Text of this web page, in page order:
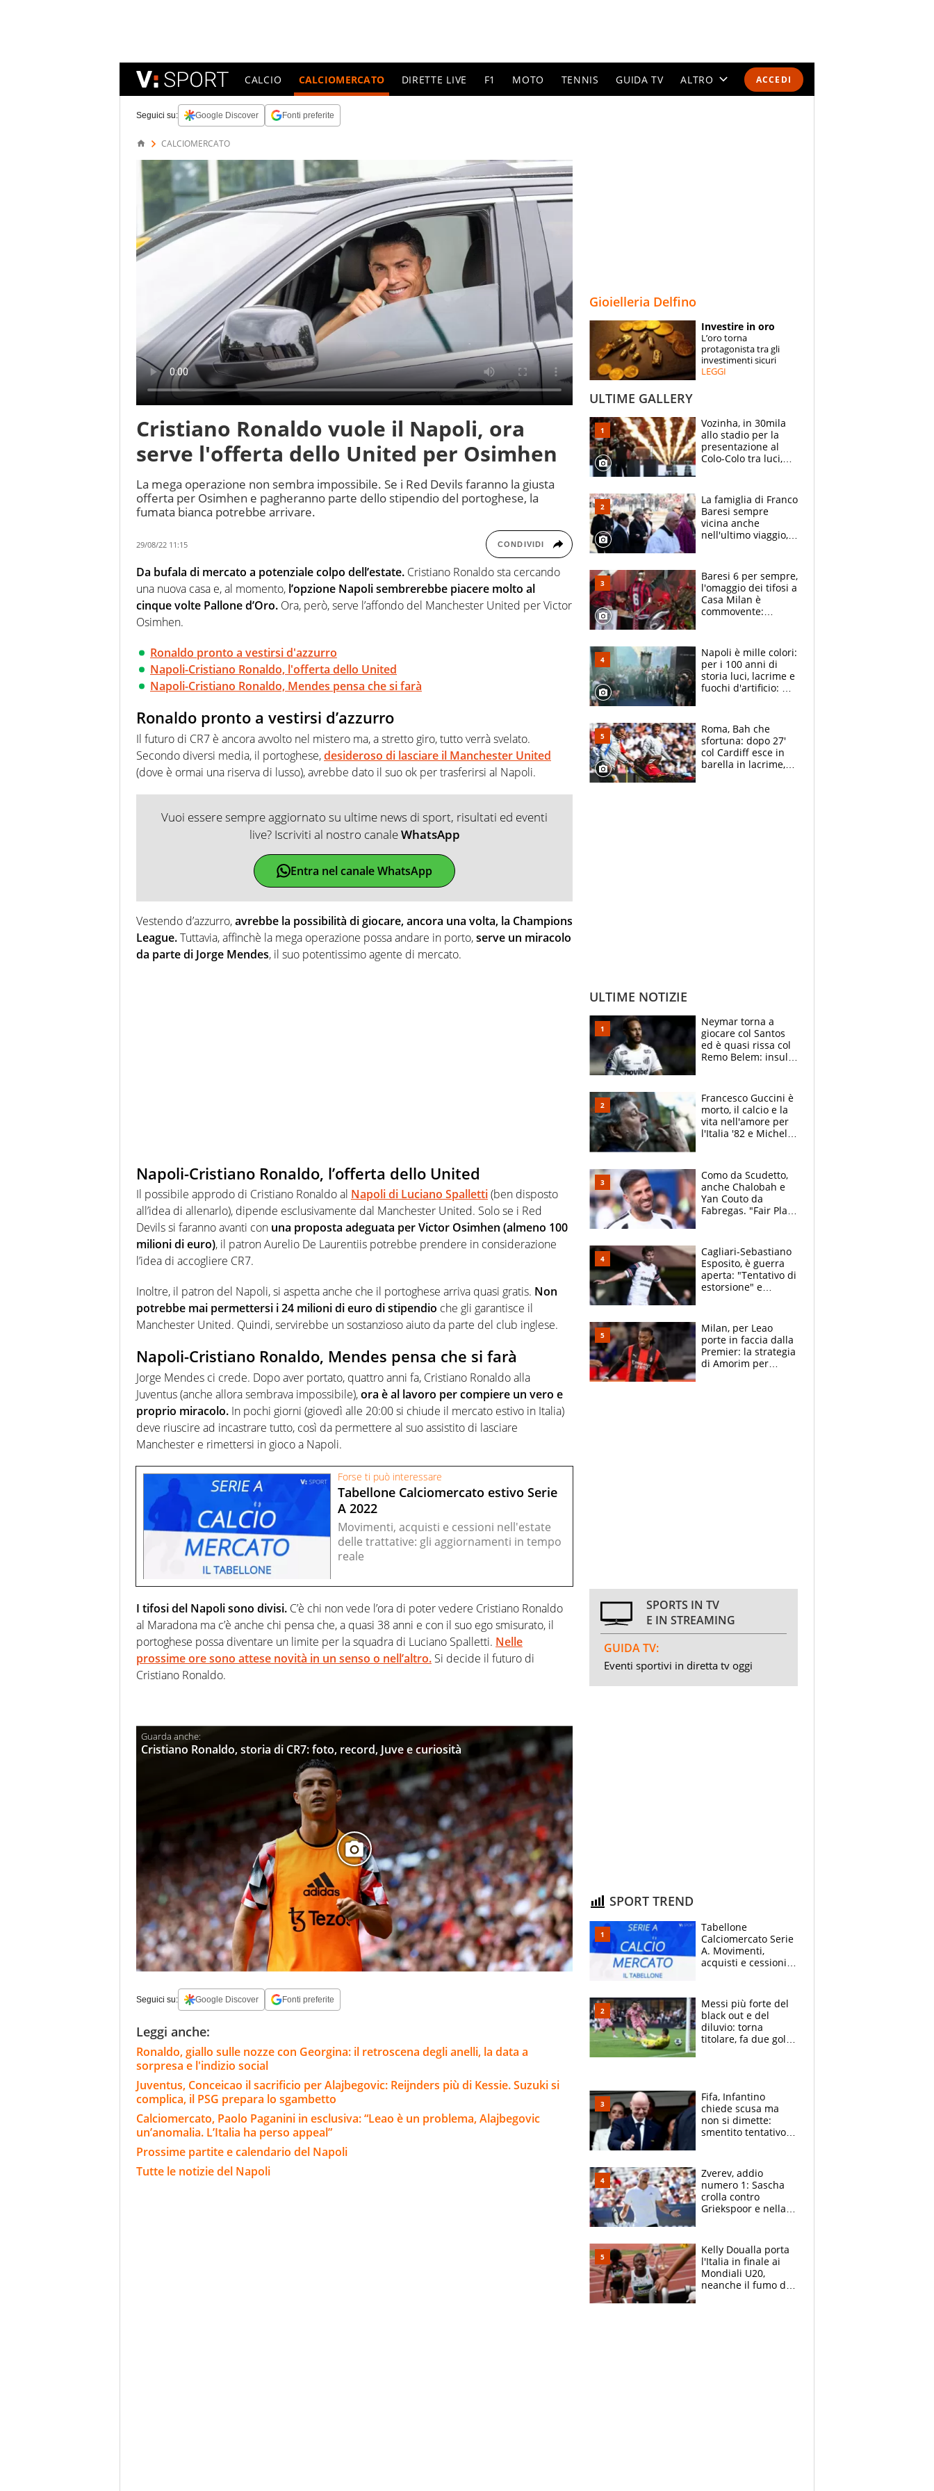
ACCEDI
CALCIO CALCIOMERCATO DIRETTE LIVE F1 MOTO TENNIS GUIDA TV ALTRO
SPECIALI
ESPERTI
Seguici su: Google Discover Fonti preferite
CALCIOMERCATO
Cristiano Ronaldo vuole il Napoli, ora
serve l'offerta dello United per Osimhen
La mega operazione non sembra impossibile. Se i Red Devils faranno la giusta
offerta per Osimhen e pagheranno parte dello stipendio del portoghese, la
fumata bianca potrebbe arrivare.
29/08/22 11:15 CONDIVIDI
Da bufala di mercato a potenziale colpo dell’estate. Cristiano Ronaldo sta cercando
una nuova casa e, al momento, l’opzione Napoli sembrerebbe piacere molto al
cinque volte Pallone d’Oro. Ora, però, serve l’affondo del Manchester United per Victor
Osimhen.
Ronaldo pronto a vestirsi d'azzurro
Napoli-Cristiano Ronaldo, l'offerta dello United
Napoli-Cristiano Ronaldo, Mendes pensa che si farà
Ronaldo pronto a vestirsi d’azzurro
Il futuro di CR7 è ancora avvolto nel mistero ma, a stretto giro, tutto verrà svelato.
Secondo diversi media, il portoghese,desideroso di lasciare il Manchester United
(dove è ormai una riserva di lusso), avrebbe dato il suo ok per trasferirsi al Napoli.
Vuoi essere sempre aggiornato su ultime news di sport, risultati ed eventi
live? Iscriviti al nostro canaleWhatsApp
Entra nel canale WhatsApp
Vestendo d’azzurro,avrebbe la possibilità di giocare, ancora una volta, la Champions
League.Tuttavia, affinchè la mega operazione possa andare in porto,serve un miracolo
da parte di Jorge Mendes, il suo potentissimo agente di mercato.
Napoli-Cristiano Ronaldo, l’offerta dello United
Il possibile approdo di Cristiano Ronaldo al Napoli di Luciano Spalletti(ben disposto
all’idea di allenarlo), dipende esclusivamente dal Manchester United. Solo se i Red
Devils si faranno avanti con una proposta adeguata per Victor Osimhen (almeno 100
milioni di euro), il patron Aurelio De Laurentiis potrebbe prendere in considerazione
l’idea di accogliere CR7.
Inoltre, il patron del Napoli, si aspetta anche che il portoghese arriva quasi gratis. Non
potrebbe mai permettersi i 24 milioni di euro di stipendio che gli garantisce il
Manchester United. Quindi, servirebbe un sostanzioso aiuto da parte del club inglese.
Napoli-Cristiano Ronaldo, Mendes pensa che si farà
Jorge Mendes ci crede. Dopo aver portato, quattro anni fa, Cristiano Ronaldo alla
Juventus (anche allora sembrava impossibile),ora è al lavoro per compiere un vero e
proprio miracolo. In pochi giorni (giovedì alle 20:00 si chiude il mercato estivo in Italia)
deve riuscire ad incastrare tutto, così da permettere al suo assistito di lasciare
Manchester e rimettersi in gioco a Napoli.
Forse ti può interessare
Tabellone Calciomercato estivo Serie
A 2022
Movimenti, acquisti e cessioni nell'estate
delle trattative: gli aggiornamenti in tempo
reale
I tifosi del Napoli sono divisi. C’è chi non vede l’ora di poter vedere Cristiano Ronaldo
al Maradona ma c’è anche chi pensa che, a quasi 38 anni e con il suo ego smisurato, il
portoghese possa diventare un limite per la squadra di Luciano Spalletti. Nelle
prossime ore sono attese novità in un senso o nell’altro. Si decide il futuro di
Cristiano Ronaldo.
Cristiano Ronaldo, storia di CR7: foto, record, Juve e curiosità
Seguici su: Google Discover Fonti preferite
Leggi anche:
Ronaldo, giallo sulle nozze con Georgina: il retroscena degli anelli, la data a
sorpresa e l'indizio social
Juventus, Conceicao il sacrificio per Alajbegovic: Reijnders più di Kessie. Suzuki si
complica, il PSG prepara lo sgambetto
Calciomercato, Paolo Paganini in esclusiva: “Leao è un problema, Alajbegovic
un’anomalia. L’Italia ha perso appeal”
Prossime partite e calendario del Napoli
Tutte le notizie del Napoli
Gioielleria Delfino
Investire in oro
L’oro torna
protagonista tra gli
investimenti sicuri
LEGGI
ULTIME GALLERY
Vozinha, in 30mila
allo stadio per la
presentazione al
Colo-Colo tra luci,
La famiglia di Franco
Baresi sempre
vicina anche
nell'ultimo viaggio,
circondati
dall'affetto dei tifosi
Baresi 6 per sempre,
l'omaggio dei tifosi a
Casa Milan è
commovente:
bigliettini
Napoli è mille colori:
per i 100 anni di
storia luci, lacrime e
fuochi d'artificio: De
Roma, Bah che
sfortuna: dopo 27'
col Cardiff esce in
barella in lacrime,
ULTIME NOTIZIE
Neymar torna a
giocare col Santos
ed è quasi rissa col
Remo Belem: insulti
Francesco Guccini è
morto, il calcio e la
vita nell'amore per
l'Italia '82 e Michel
e Juventus
Como da Scudetto,
anche Chalobah e
Yan Couto da
Fabregas. "Fair Play
multa"
Cagliari-Sebastiano
Esposito, è guerra
aperta: "Tentativo di
estorsione" e
Milan, per Leao
porte in faccia dalla
Premier: la strategia
di Amorim per
SPORTS IN TV
E IN STREAMING
GUIDA TV:
Eventi sportivi in diretta tv oggi
SPORT TREND
Tabellone
Calciomercato Serie
A. Movimenti,
acquisti e cessioni:
Messi più forte del
black out e del
diluvio: torna
titolare, fa due gol e
Fifa, Infantino
chiede scusa ma
non si dimette:
smentito tentativo di
Zverev, addio
numero 1: Sascha
crolla contro
Griekspoor e nella
terzo. Quanti malori
a Montreal
Kelly Doualla porta
l'Italia in finale ai
Mondiali U20,
neanche il fumo di